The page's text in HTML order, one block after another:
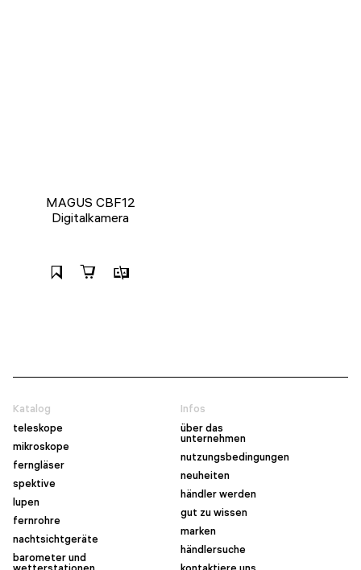
MAGUS CBF12
Digitalkamera
Katalog
teleskope
mikroskope
ferngläser
spektive
lupen
fernrohre
nachtsichtgeräte
barometer und
Infos
über das
unternehmen
nutzungsbedingungen
neuheiten
händler werden
gut zu wissen
marken
händlersuche